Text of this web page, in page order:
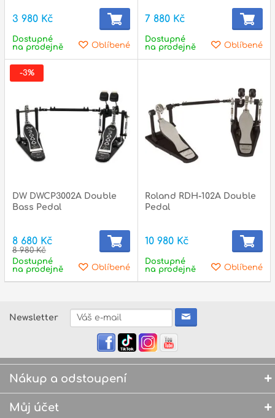
3 980 Kč
Oblíbené
Dostupné
na prodejně
7 880 Kč
Oblíbené
Dostupné
na prodejně
DW DWCP3002A Double
Bass Pedal
8 680 Kč
8 980 Kč
Oblíbené
Dostupné
na prodejně
-3%
Roland RDH-102A Double
Pedal
10 980 Kč
Oblíbené
Dostupné
na prodejně
Newsletter
Nákup a odstoupení
Můj účet